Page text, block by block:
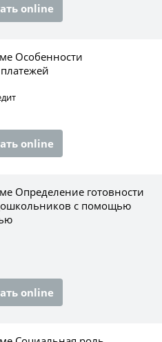
online
Особенности
online
Определение готовности
с помощью
online